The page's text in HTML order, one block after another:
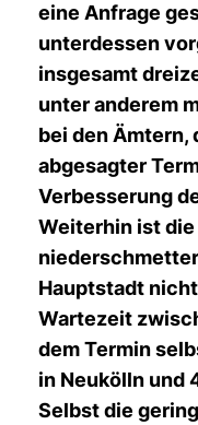
eine Anfrage
unterdessen
insgesamt
unter anderem
bei den
abgesagter
Verbesserung
Weiterhin ist
Hauptstadt
Wartezeit
dem Termin
in Neukölln und
Selbst die